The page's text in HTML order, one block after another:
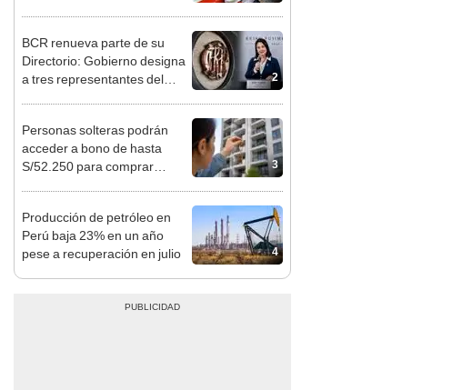
2
BCR renueva parte de su
Directorio: Gobierno designa
a tres representantes del
3
Personas solteras podrán
acceder a bono de hasta
S/52.250 para comprar
4
Producción de petróleo en
Perú baja 23% en un año
pese a recuperación en julio